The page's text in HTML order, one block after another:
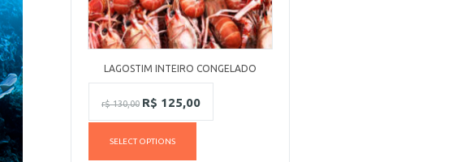
LAGOSTIM INTEIRO CONGELADO
r$130,00 R$ 125,00
SELECT OPTIONS